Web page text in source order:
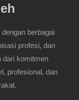
berbagai
profesi, dan
dari komitmen
profesional, dan